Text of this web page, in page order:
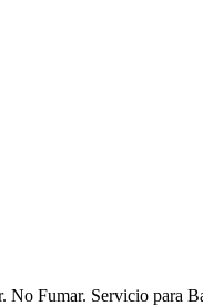
No Fumar. Servicio para